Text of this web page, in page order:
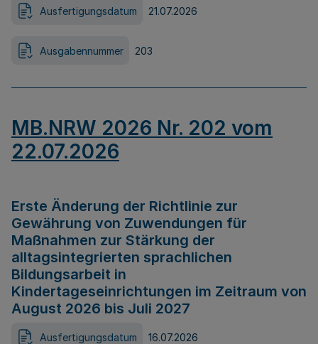
Ausfertigungsdatum 21.07.2026
Ausgabennummer 203
MB.NRW 2026 Nr. 202 vom
22.07.2026
Erste Änderung der Richtlinie zur
Gewährung von Zuwendungen für
Maßnahmen zur Stärkung der
alltagsintegrierten sprachlichen
Bildungsarbeit in
Kindertageseinrichtungen im Zeitraum von
August 2026 bis Juli 2027
Ausfertigungsdatum 16.07.2026